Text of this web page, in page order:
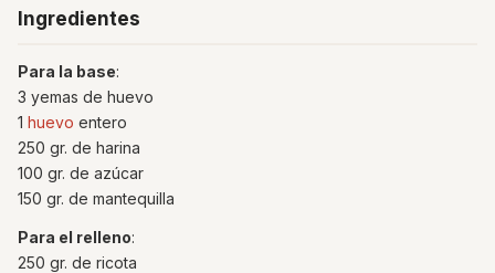
Ingredientes
Para la base:
3 yemas de huevo
1 huevo entero
250 gr. de harina
100 gr. de azúcar
150 gr. de mantequilla
Para el relleno:
250 gr. de ricota